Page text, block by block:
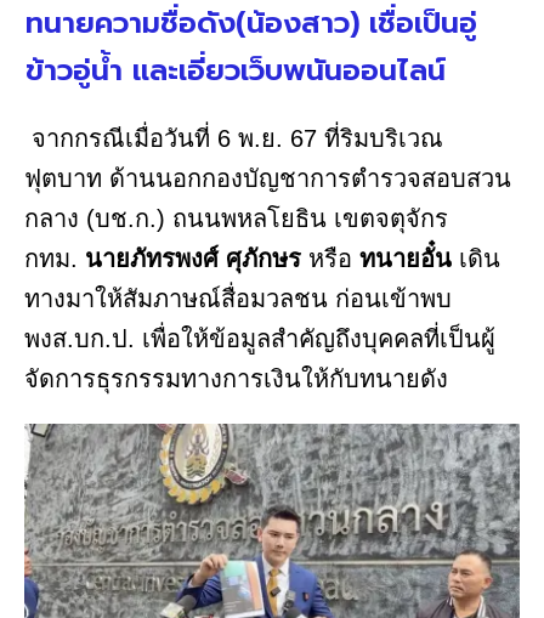
ทนายความชื่อดัง(น้องสาว) เชื่อเป็นอู่
ข้าวอู่น้ำ และเอี่ยวเว็บพนันออนไลน์
จากกรณีเมื่อวันที่ 6 พ.ย. 67 ที่ริมบริเวณ
ฟุตบาท ด้านนอกกองบัญชาการตำรวจสอบสวน
กลาง (บช.ก.) ถนนพหลโยธิน เขตจตุจักร
กทม. นายภัทรพงศ์ ศุภักษร หรือ ทนายอั๋น เดิน
ทางมาให้สัมภาษณ์สื่อมวลชน ก่อนเข้าพบ
พงส.บก.ป. เพื่อให้ข้อมูลสำคัญถึงบุคคลที่เป็นผู้
จัดการธุรกรรมทางการเงินให้กับทนายดัง